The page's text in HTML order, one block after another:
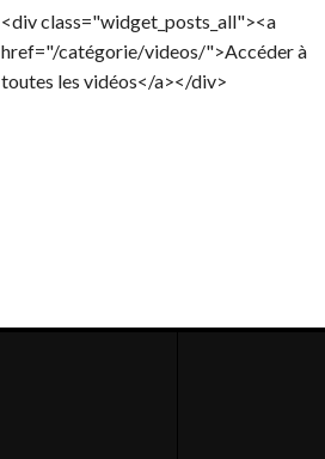
<div class="widget_posts_all"><a
href="/catégorie/videos/">Accéder à
toutes les vidéos</a></div>